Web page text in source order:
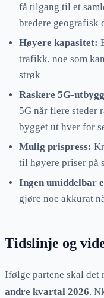
få tilgang til et
bredere geografisk
Høyere kapasitet:
trafikk, noe som
strøk
Raskere 5G-
5G når flere steder
bygget ut hver for
Mulig prispress:
til høyere priser på
Ingen umiddelbar
gjøre noe akkurat
Tidslinje og
Ifølge partene skal det
andre kvartal 2026.